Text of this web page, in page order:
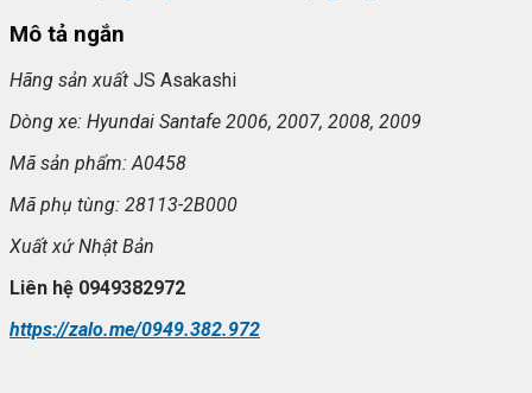
Mô tả ngắn
Hãng sản xuất JS Asakashi
Dòng xe: Hyundai Santafe 2006, 2007, 2008, 2009
Mã sản phẩm: A0458
Mã phụ tùng: 28113-2B000
Xuất xứ Nhật Bản
Liên hệ 0949382972
https://zalo.me/0949.382.972